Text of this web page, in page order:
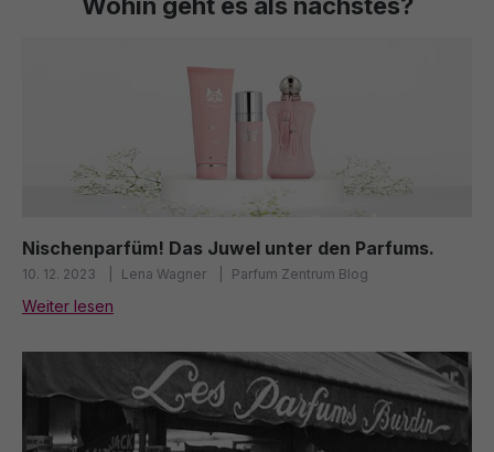
Nischenparfüm! Das Juwel unter den Parfums.
10. 12. 2023 Lena Wagner Parfum Zentrum Blog
Weiter lesen